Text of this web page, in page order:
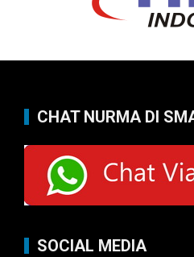
CHAT NURMA DI
SOCIAL MEDIA